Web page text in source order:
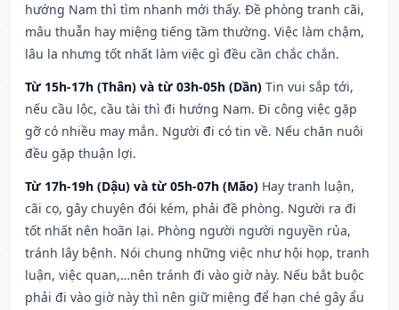
hướng Nam thì tìm nhanh mới thấy. Đề phòng tranh cãi,
mâu thuẫn hay miệng tiếng tầm thường. Việc làm chậm,
lâu la nhưng tốt nhất làm việc gì đều cần chắc chắn.
Từ 15h-17h (Thân) và từ 03h-05h (Dần) Tin vui sắp tới,
nếu cầu lộc, cầu tài thì đi hướng Nam. Đi công việc gặp
gỡ có nhiều may mắn. Người đi có tin về. Nếu chăn nuôi
đều gặp thuận lợi.
Từ 17h-19h (Dậu) và từ 05h-07h (Mão) Hay tranh luận,
cãi cọ, gây chuyện đói kém, phải đề phòng. Người ra đi
tốt nhất nên hoãn lại. Phòng người người nguyền rủa,
tránh lây bệnh. Nói chung những việc như hội họp, tranh
luận, việc quan,…nên tránh đi vào giờ này. Nếu bắt buộc
phải đi vào giờ này thì nên giữ miệng để hạn ché gây ẩu